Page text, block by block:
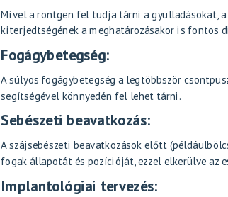
Mivel a röntgen fel tudja tárni a gyulladásokat,
kiterjedtségének a meghatározásakor is fontos
Fogágybetegség:
A súlyos fogágybetegség a legtöbbször
segítségével könnyedén fel lehet tárni.
Sebészeti beavatkozás:
A szájsebészeti beavatkozások előtt (például
fogak állapotát és pozícióját, ezzel elkerülve az
Implantológiai tervezés: